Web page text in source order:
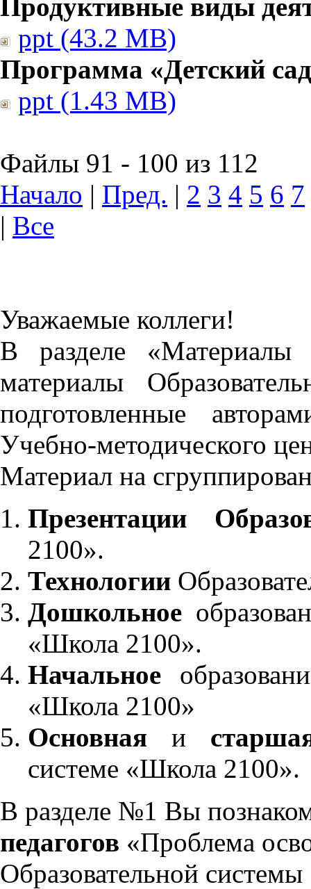
Продуктивные виды
ppt (43.2 MB)
Программа «Детский
ppt (1.43 MB)
Файлы 91 - 100 из 112
Начало | Пред. | 2 3 4 5 6 7
| Все
Уважаемые коллеги!
В разделе «Материалы
материалы
подготовленные
Учебно-методического
Материал на
Презентации
2100».
Технологии
Дошкольное
«Школа 2100».
Начальное
«Школа 2100»
Основнаяи
системе «Школа 2100».
В разделе №1 Вы
педагогов «Проблема
Образовательной